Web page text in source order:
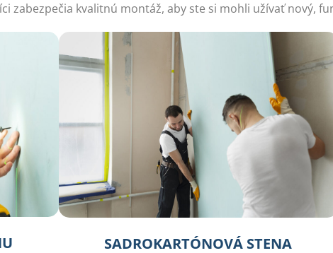
zabezpečia kvalitnú montáž, aby ste si mohli užívať nový,
SADROKARTÓNOVÁ STENA